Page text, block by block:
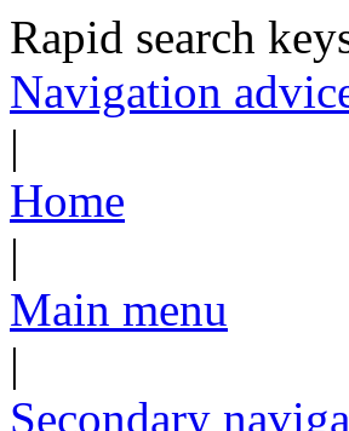
Rapid search
Navigation
|
Home
|
Main menu
|
Secondary